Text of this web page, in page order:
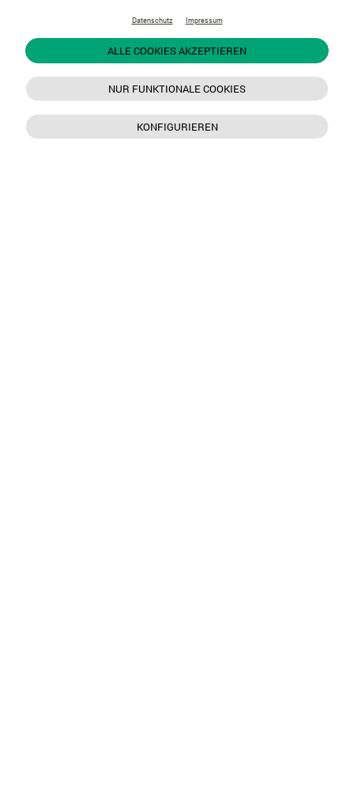
Datenschutz Impressum
ALLE COOKIES AKZEPTIEREN
NUR FUNKTIONALE COOKIES
KONFIGURIEREN